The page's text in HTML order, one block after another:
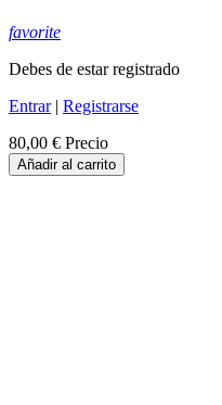
favorite
Debes de estar registrado
Entrar| Registrarse
80,00 € Precio
Añadir al carrito